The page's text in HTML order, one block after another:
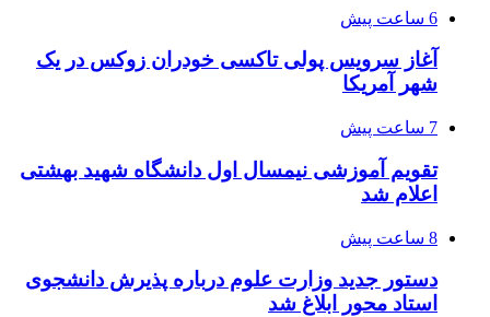
6 ساعت پیش
آغاز سرویس پولی تاکسی خودران زوکس در یک
شهر آمریکا
7 ساعت پیش
تقویم آموزشی نیمسال اول دانشگاه شهید بهشتی
اعلام شد
8 ساعت پیش
دستور جدید وزارت علوم درباره پذیرش دانشجوی
استاد محور ابلاغ شد